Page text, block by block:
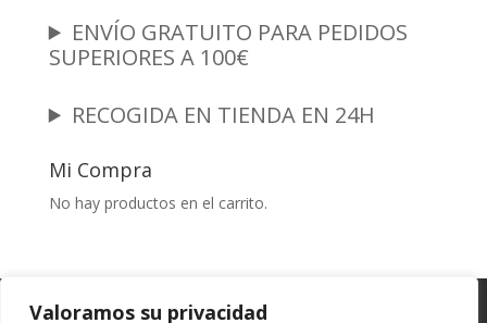
Valoramos su privacidad
ENVÍO GRATUITO PARA PEDIDOS
SUPERIORES A 100€
RECOGIDA EN TIENDA EN 24H
Mi Compra
No hay productos en el carrito.
Garantia y Autenticidad